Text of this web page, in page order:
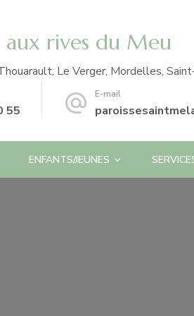
aux rives du Meu
Le Verger, Mordelles,
55
E-mail
ENFANTS/JEUNES